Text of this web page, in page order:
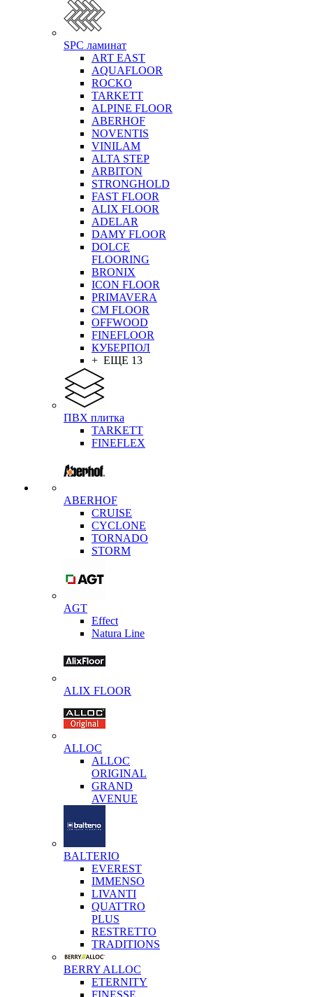
SPC ламинат
ART EAST
AQUAFLOOR
ROCKO
TARKETT
ALPINE FLOOR
ABERHOF
NOVENTIS
VINILAM
ALTA STEP
ARBITON
STRONGHOLD
FAST FLOOR
ALIX FLOOR
ADELAR
DAMY FLOOR
DOLCE
FLOORING
BRONIX
ICON FLOOR
PRIMAVERA
CM FLOOR
OFFWOOD
FINEFLOOR
КУБЕРПОЛ
+ ЕЩЕ 13
ПВХ плитка
TARKETT
FINEFLEX
ABERHOF
CRUISE
CYCLONE
TORNADO
STORM
AGT
Effect
Natura Line
ALIX FLOOR
ALLOC
ALLOC
ORIGINAL
GRAND
AVENUE
BALTERIO
EVEREST
IMMENSO
LIVANTI
QUATTRO
PLUS
RESTRETTO
TRADITIONS
BERRY ALLOC
ETERNITY
FINESSE